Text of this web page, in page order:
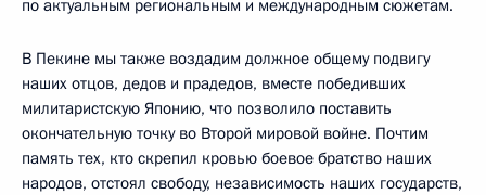
по актуальным региональным и международным сюжетам.
В Пекине мы также воздадим должное общему подвигу
наших отцов, дедов и прадедов, вместе победивших
милитаристскую Японию, что позволило поставить
окончательную точку во Второй мировой войне. Почтим
память тех, кто скрепил кровью боевое братство наших
народов, отстоял свободу, независимость наших государств,